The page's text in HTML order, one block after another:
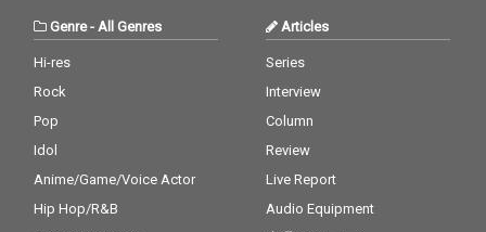
ENT!、日本でも「RASE
N in OKINAWA」で名を
馳せたDiego Ave、Lil B
で注目されるKaigoinkr
edmorebux、Lil’Yukic
hiといった国内プロデ
Genre- All Genres
Hi-res
Rock
Pop
Idol
Anime/Game/Voice Actor
Hip Hop/R&B
Articles
Series
Interview
Column
Review
Live Report
Audio Equipment